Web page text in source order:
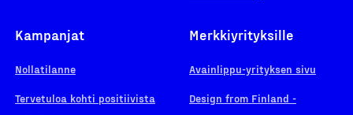
Kampanjat
Nollatilanne
Tervetuloa kohti positiivista
Merkkiyrityksille
Avainlippu-yrityksen sivu
Design from Finland -